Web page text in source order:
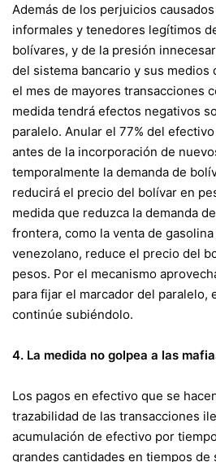
Además de los perjuicios
informales y tenedores legítimos
bolívares, y de la presión
del sistema bancario y sus medios
el mes de mayores transacciones
medida tendrá efectos negativos
paralelo. Anular el 77% del
antes de la incorporación de
temporalmente la demanda de
reducirá el precio del bolívar en
medida que reduzca la demanda
frontera, como la venta de
venezolano, reduce el precio del
pesos. Por el mecanismo
para fijar el marcador del paralelo,
continúe subiéndolo.
4. La medida no golpea a las
Los pagos en efectivo que se
trazabilidad de las transacciones
acumulación de efectivo por
grandes cantidades en tiempos de